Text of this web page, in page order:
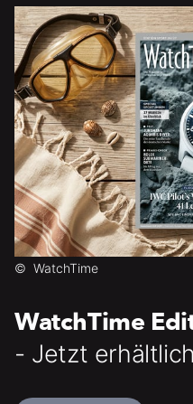
© WatchTime
WatchTime
- Jetzt erhältlich